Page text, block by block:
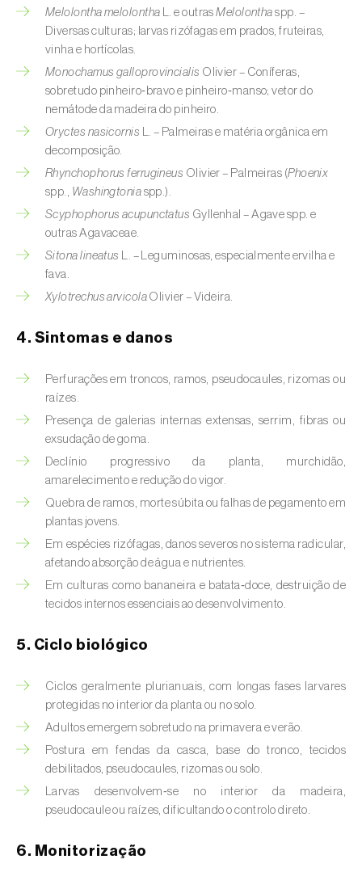
funebrana)
Bichado-da-castanha-do-cedo (
fasciana
Bichado-da-castanha-do-tarde (Cydia
Bichado-da-castanha-intermédio (
fagiglandana)
Bichado-da-fruta (Cydia pomonella)
brassicae)
Borboleta-branca-pequena-da-couve
(
Busseola fusca)
fornicatior, E. perbrevis e E. kuroshio)
Broca-do-colmo-da-cana-de-açúcar
Diatraea saccharalis)
Broca-do-milho (
Broca-dos-ramos-do-pessegueiro (
Broca-listrada-do-caule-do-arroz ( Chilo
(
Neoleucinodes elegantalis )
Broca-vermelha ( Cossus cossus
Burgo-da-azinheira ( Tortrix viridana)
Cigarrinha-espumadora (Philaenus
spumarius)
Cigarrinhas (Jacobiasca lybica, Scaphoideus
Melolontha melolontha L. e outrasMelolontha spp. –
Diversas culturas; larvas rizófagas em prados, fruteiras,
vinha e hortícolas.
Monochamus galloprovincialis Olivier – Coníferas,
sobretudo pinheiro‑bravo e pinheiro‑manso; vetor do
nemátode da madeira do pinheiro.
Oryctes nasicornis L. – Palmeiras e matéria orgânica em
decomposição.
Rhynchophorus ferrugineus Olivier – Palmeiras (Phoenix
spp., Washingtonia spp.).
Scyphophorus acupunctatus Gyllenhal – Agave spp. e
outras Agavaceae.
Sitona lineatus L. – Leguminosas, especialmente ervilha e
fava.
Xylotrechus arvicola Olivier – Videira.
4. Sintomas e danos
Perfurações em troncos, ramos, pseudocaules, rizomas ou
raízes.
Presença de galerias internas extensas, serrim, fibras ou
exsudação de goma.
Declínio progressivo da planta, murchidão,
amarelecimento e redução do vigor.
Quebra de ramos, morte súbita ou falhas de pegamento em
plantas jovens.
Em espécies rizófagas, danos severos no sistema radicular,
afetando absorção de água e nutrientes.
Em culturas como bananeira e batata‑doce, destruição de
tecidos internos essenciais ao desenvolvimento.
5. Ciclo biológico
Ciclos geralmente plurianuais, com longas fases larvares
protegidas no interior da planta ou no solo.
Adultos emergem sobretudo na primavera e verão.
Postura em fendas da casca, base do tronco, tecidos
debilitados, pseudocaules, rizomas ou solo.
Larvas desenvolvem‑se no interior da madeira,
pseudocaule ou raízes, dificultando o controlo direto.
6. Monitorização